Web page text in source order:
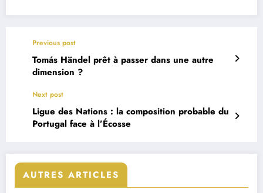
Previous post
Tomás Händel prêt à passer dans une autre
dimension ?
Next post
Ligue des Nations : la composition probable du
Portugal face à l’Écosse
AUTRES ARTICLES